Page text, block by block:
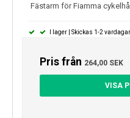
Fästarm för Fiamma
I lager | Skickas 1-2 vardagar
Pris från 264,00 SEK
VISA